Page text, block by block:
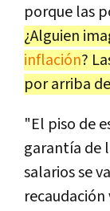
porque las
¿Alguien
inflación?
por arriba
"El piso de
garantía de
salarios se
recaudación